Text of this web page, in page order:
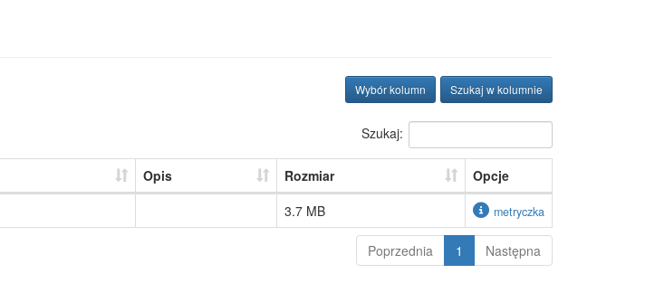
Szukaj w kolumnie
Wybór kolumn
Szukaj:
Opis Rozmiar
Opcje
3.7 MB metryczka
Poprzednia 1 Następna